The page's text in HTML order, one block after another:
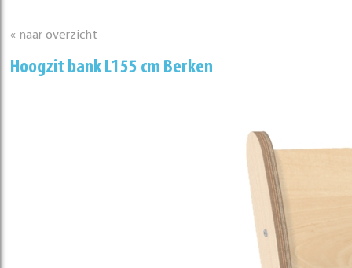
« naar overzicht
Hoogzit bank L155 cm Berken